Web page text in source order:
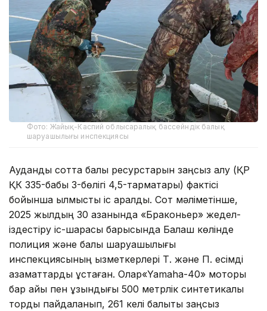
Фото: Жайық-Каспий облысаралық бассейндік балық
шаруашылығы инспекциясы
Аудандық сотта балық ресурстарын заңсыз алу (ҚР
ҚК 335-бабы 3-бөлігі 4,5-тармақтары) фактісі
бойынша қылмыстық іс қаралды. Сот мәліметінше,
2025 жылдың 30 қазанында «Браконьер» жедел-
іздестіру іс-шарасы барысында Балқаш көлінде
полиция және балық шаруашылығы
инспекциясының қызметкерлері Т. және П. есімді
азаматтарды ұстаған. Олар«Yamaha-40» моторы
бар қайық пен ұзындығы 500 метрлік синтетикалық
торды пайдаланып, 261 келі балықты заңсыз